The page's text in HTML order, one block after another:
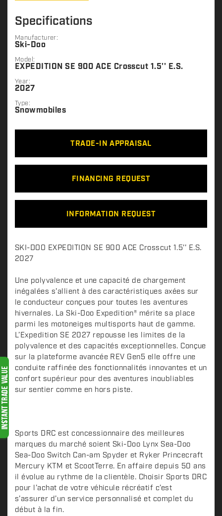
Specifications
Manufacturer:
Ski-Doo
Model:
EXPEDITION SE 900 ACE Crosscut 1.5'' E.S.
Year:
2027
Type:
Snowmobiles
TRADE-IN APPRAISAL
FINANCING REQUEST
INFORMATION REQUEST
D
e
c
r
i
p
t
i
o
n
SKI-DOO EXPEDITION SE 900 ACE Crosscut 1.5'' E.S.
2027
Une polyvalence et une capacité de chargement
inégalées s'allient à des caractéristiques axées sur
le conducteur conçues pour toutes les aventures
hivernales. La Ski-Doo Expedition® mérite sa place
parmi les motoneiges multisports haut de gamme.
L’Expedition SE 2027 repousse les limites de la
polyvalence et des capacités exceptionnelles. Conçue
sur la plateforme avancée REV Gen5 elle offre une
conduite raffinée des fonctionnalités innovantes et un
confort supérieur pour des aventures inoubliables
sur sentier comme en hors piste.
Sports DRC est concessionnaire des meilleures
marques du marché soient Ski-Doo Lynx Sea-Doo
Sea-Doo Switch Can-am Spyder et Ryker Princecraft
Mercury KTM et ScootTerre. En affaire depuis 50 ans
il évolue au rythme de la clientèle. Choisir Sports DRC
pour l’achat de votre véhicule récréatif c’est
s’assurer d’un service personnalisé et complet du
début à la fin.